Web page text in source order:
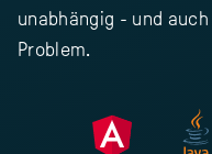
unabhängig - und auch
Problem.